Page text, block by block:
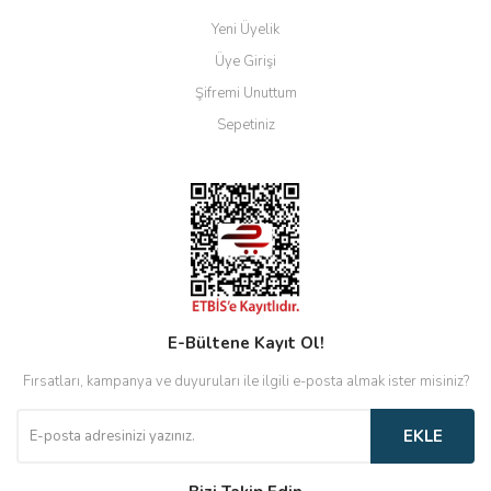
Yeni Üyelik
Üye Girişi
Şifremi Unuttum
Sepetiniz
E-Bültene Kayıt Ol!
Fırsatları, kampanya ve duyuruları ile ilgili e-posta almak ister misiniz?
EKLE